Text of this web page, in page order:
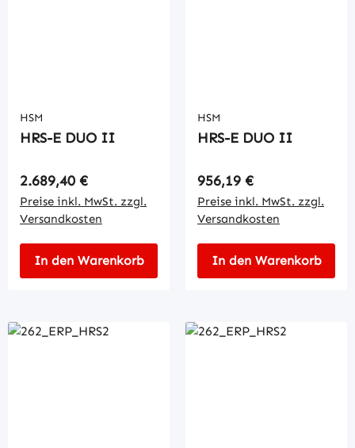
HSM
HRS-E DUO II
Regulärer Preis:
2.689,40 €
Preise inkl. MwSt. zzgl.
Versandkosten
In den Warenkorb
HSM
HRS-E DUO II
Regulärer Preis:
956,19 €
Preise inkl. MwSt. zzgl.
Versandkosten
In den Warenkorb